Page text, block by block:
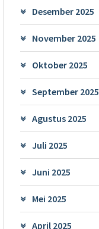
Desember 2025
November 2025
Oktober 2025
September 2025
Agustus 2025
Juli 2025
Juni 2025
Mei 2025
April 2025